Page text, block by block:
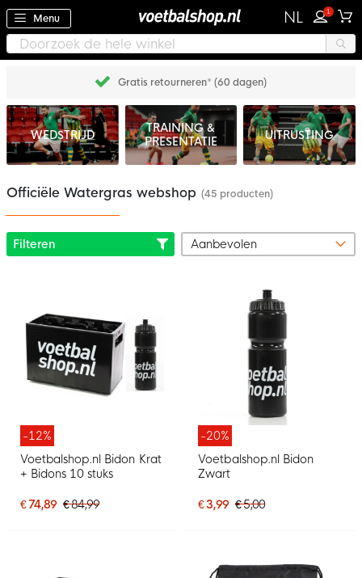
Menu NL 1
Gratis retourneren* (60 dagen)
WEDSTRIJD
TRAINING &
PRESENTATIE
UITRUSTING
Officiële Watergras webshop (45 producten)
Filteren
-12%
Voetbalshop.nl Bidon Krat
+ Bidons 10 stuks
€ 74,89 € 84,99
-20%
Voetbalshop.nl Bidon
Zwart
€ 3,99 € 5,00